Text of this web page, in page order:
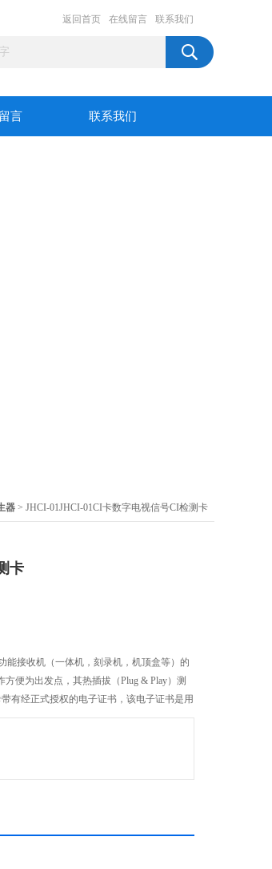
返回首页 在线留言 联系我们
言 联系我们
器 > JHCI-01JHCI-01CI卡数字电视信号CI检测卡
卡
能接收机（一体机，刻录机，机顶盒等）的
便为出发点，其热插拔（Plug & Play）测
有经正式授权的电子证书，该电子证书是用